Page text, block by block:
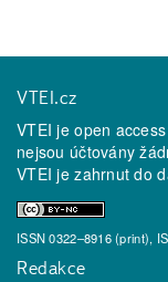
VTEI.cz
VTEI je open
nejsou účtovány
VTEI je zahrnut do
ISSN 0322–8916 (print),
Redakce